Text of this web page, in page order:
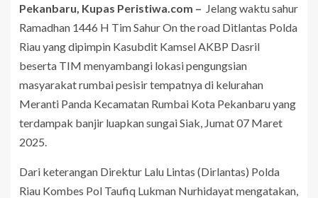
Pekanbaru, Kupas Peristiwa.com – Jelang waktu sahur
Ramadhan 1446 H Tim Sahur On the road Ditlantas Polda
Riau yang dipimpin Kasubdit Kamsel AKBP Dasril
beserta TIM menyambangi lokasi pengungsian
masyarakat rumbai pesisir tempatnya di kelurahan
Meranti Panda Kecamatan Rumbai Kota Pekanbaru yang
terdampak banjir luapkan sungai Siak, Jumat 07 Maret
2025.
Dari keterangan Direktur Lalu Lintas (Dirlantas) Polda
Riau Kombes Pol Taufiq Lukman Nurhidayat mengatakan,